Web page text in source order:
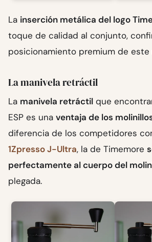
La inserción metálica del logo
toque de calidad al conjunto,
posicionamiento premium de este
La manivela retráctil
La manivela retráctil que
ESP es una ventaja de los
diferencia de los competidores
1Zpresso J-Ultra, la de Timemore
perfectamente al cuerpo del
plegada.